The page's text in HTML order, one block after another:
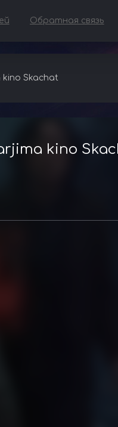
Обратная связь
kino Skachat
kino